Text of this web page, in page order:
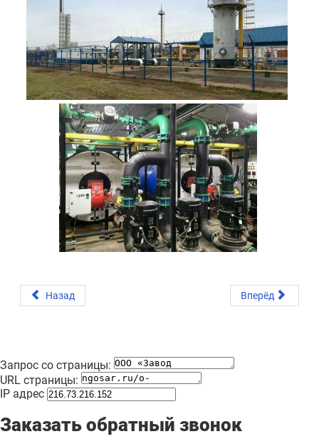
Назад Вперёд
Запрос со страницы:
URL страницы:
IP адрес
Заказать обратный звонок